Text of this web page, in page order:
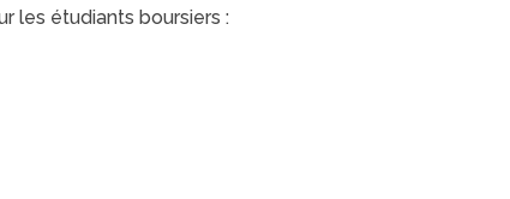
les étudiants boursiers :